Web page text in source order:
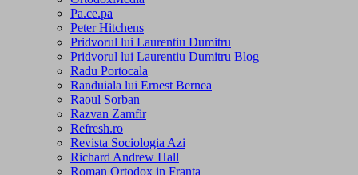
Pa.ce.pa
Peter Hitchens
Pridvorul lui Laurentiu Dumitru
Pridvorul lui Laurentiu Dumitru Blog
Radu Portocala
Randuiala lui Ernest Bernea
Raoul Sorban
Razvan Zamfir
Refresh.ro
Revista Sociologia Azi
Richard Andrew Hall
Roman Ortodox in Franta